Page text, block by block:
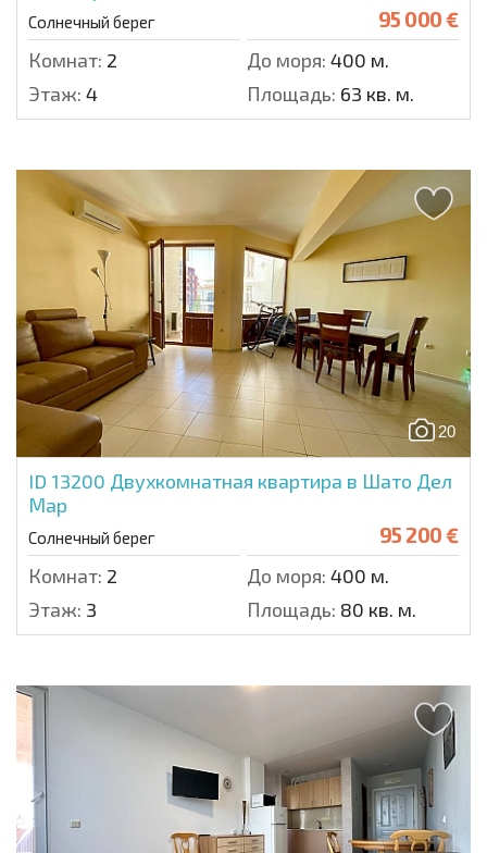
Солнечный берег 95 000 €
Комнат: 2 До моря: 400 м.
Этаж: 4 Площадь: 63 кв. м.
20
ID 13200 Двухкомнатная квартира в Шато Дел
Мар
Солнечный берег 95 200 €
Комнат: 2 До моря: 400 м.
Этаж: 3 Площадь: 80 кв. м.